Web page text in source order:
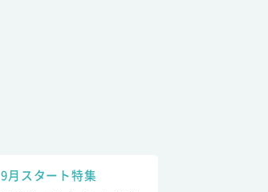
9月スタート特集